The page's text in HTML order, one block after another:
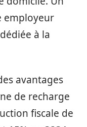
employeur
à la
avantages
de recharge
fiscale de